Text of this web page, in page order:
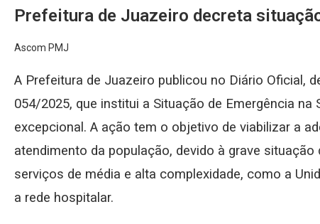
Prefeitura de Juazeiro decreta
Ascom PMJ
A Prefeitura de Juazeiro publicou no Diário Oficial,
054/2025, que institui a Situação de Emergência na
excepcional. A ação tem o objetivo de viabilizar a
atendimento da população, devido à grave
serviços de média e alta complexidade, como a
a rede hospitalar.